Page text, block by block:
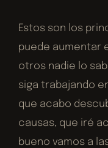
Estos son los
puede aumentar
otros nadie lo
siga trabajando
que acabo
causas, que iré
bueno vamos a